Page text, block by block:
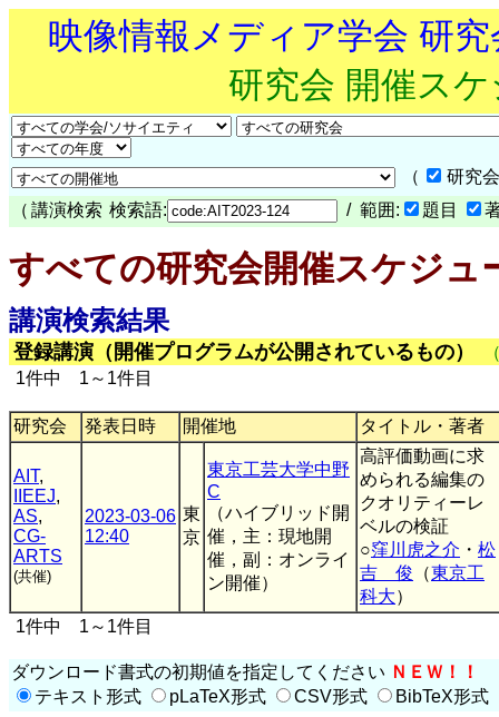
映像情報メディア学会 研
研究会 開催ス
（
研究
（ 講演検索 検索語: / 範囲: 題目
すべての研究会開催スケジュ
講演検索結果
登録講演（開催プログラムが公開されているもの）
1件中 1～1件目
研究会 発表日時 開催地 タイトル・著者
AIT,
IIEEJ,
AS,
CG-
ARTS
(共催)
2023-03-06
12:40
東
京
東京工芸大学中野
C
（ハイブリッド開
催，主：現地開
催，副：オンライ
ン開催）
高評価動画に求
められる編集の
クオリティーレ
ベルの検証
○窪川虎之介 ・ 松
吉 俊 （東京工
科大）
1件中 1～1件目
ダウンロード書式の初期値を指定してください ＮＥＷ！！
テキスト形式
pLaTeX形式 CSV形式 BibTeX形式